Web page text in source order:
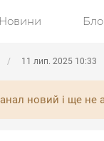
Новини
11 лип. 2025 10:33
новий і ще не